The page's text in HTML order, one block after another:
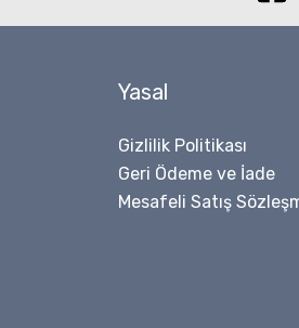
Yasal
Gizlilik Politikası
Geri Ödeme ve İade
Mesafeli Satış